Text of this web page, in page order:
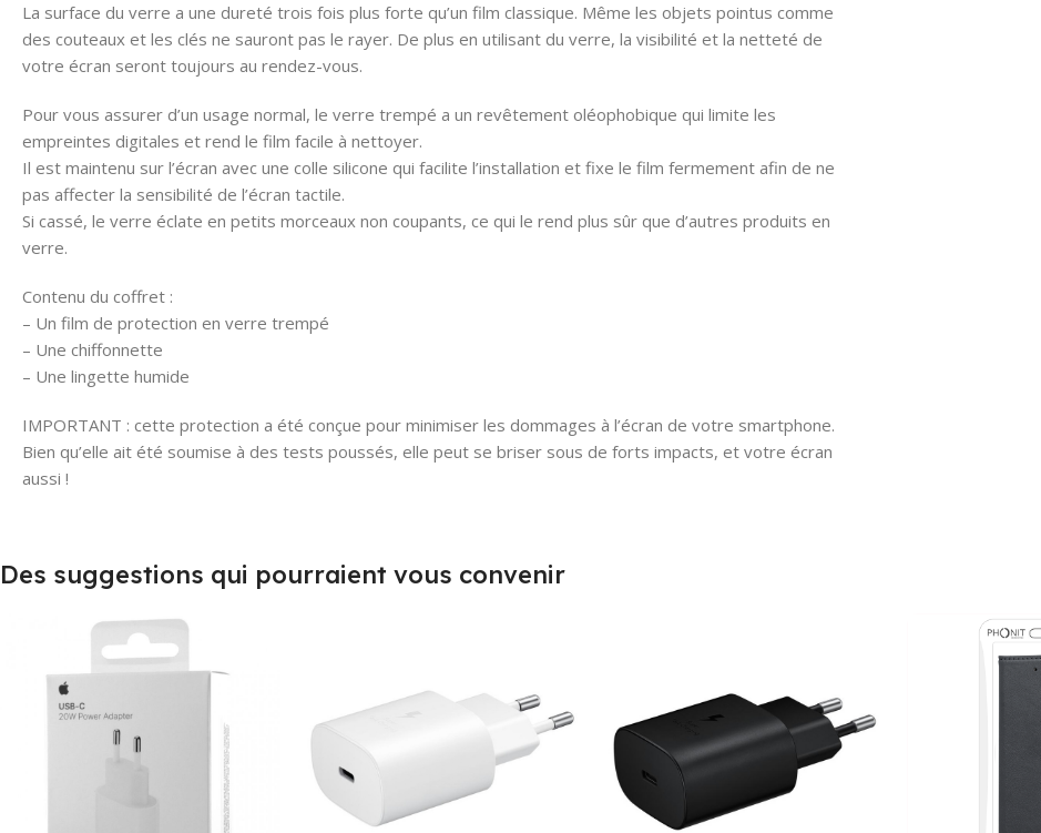
La surface du verre a une dureté trois fois plus forte qu’un film classique. Même les objets pointus comme
des couteaux et les clés ne sauront pas le rayer. De plus en utilisant du verre, la visibilité et la netteté de
votre écran seront toujours au rendez-vous.
Pour vous assurer d’un usage normal, le verre trempé a un revêtement oléophobique qui limite les
empreintes digitales et rend le film facile à nettoyer.
Il est maintenu sur l’écran avec une colle silicone qui facilite l’installation et fixe le film fermement afin de ne
pas affecter la sensibilité de l’écran tactile.
Si cassé, le verre éclate en petits morceaux non coupants, ce qui le rend plus sûr que d’autres produits en
verre.
Contenu du coffret :
– Un film de protection en verre trempé
– Une chiffonnette
– Une lingette humide
IMPORTANT : cette protection a été conçue pour minimiser les dommages à l’écran de votre smartphone.
Bien qu’elle ait été soumise à des tests poussés, elle peut se briser sous de forts impacts, et votre écran
aussi !
Des suggestions qui pourraient vous convenir